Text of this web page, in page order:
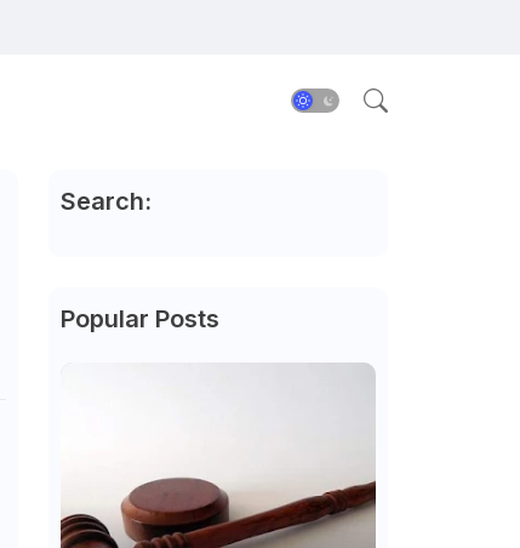
Search:
Popular Posts